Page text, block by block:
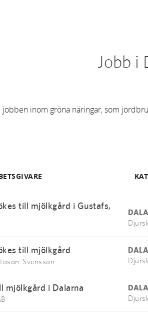
Jobb i
jobben inom gröna näringar, som
till mjölkgård i Gustafs,
till mjölkgård
Svensson
mjölkgård i Dalarna